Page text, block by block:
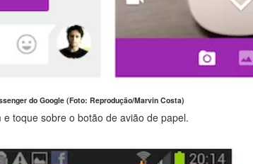
do Google (Foto: Reprodução/Marvin Costa)
toque sobre o botão de avião de papel.